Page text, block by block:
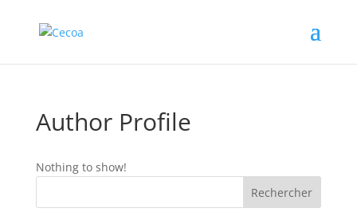
Author Profile
Nothing to show!
Rechercher